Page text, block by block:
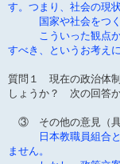
す。つまり、社会の現
国家や社会をつくり
こういった観点から
すべき、というお考え
質問１ 現在の政治体
しょうか？ 次の回答か
③ その他の意見（具
日本教職員組合とし
ません。